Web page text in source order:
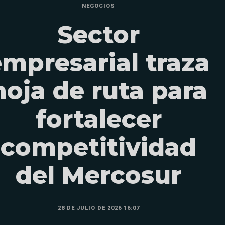
NEGOCIOS
Sector
traza
de ruta para
fortalecer
competitividad
del Mercosur
28 DE JULIO DE 2026 16:07